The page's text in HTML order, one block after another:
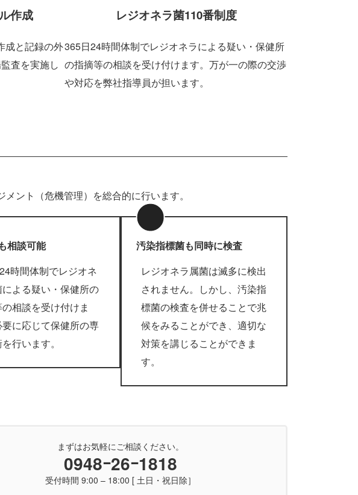
作成
成と記録の外
査を実施し
レジオネラ菌110番制度
365日24時間体制でレジオネラによる疑い・保健所
の指摘等の相談を受け付けます。万が一の際の交渉
や対応を弊社指導員が担います。
ント（危機管理）を総合的に行います。
相談可能
時間体制でレジオネ
よる疑い・保健所の
相談を受け付けま
に応じて保健所の専
を行います。
汚染指標菌も同時に検査
レジオネラ属菌は滅多に検出
されません。しかし、汚染指
標菌の検査を併せることで兆
候をみることができ、適切な
対策を講じることができま
す。
まずはお気軽にご相談ください。
0948ｰ26ｰ1818
受付時間 9:00 – 18:00 [ 土日・祝日除］